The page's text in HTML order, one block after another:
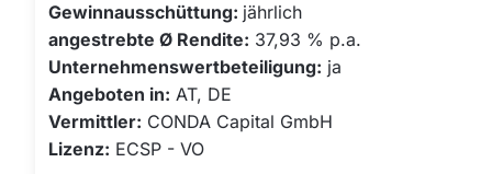
Gewinnausschüttung: jährlich
angestrebte Ø Rendite: 37,93 % p.a.
Unternehmenswertbeteiligung: ja
Angeboten in: AT, DE
Vermittler: CONDA Capital GmbH
Lizenz: ECSP - VO